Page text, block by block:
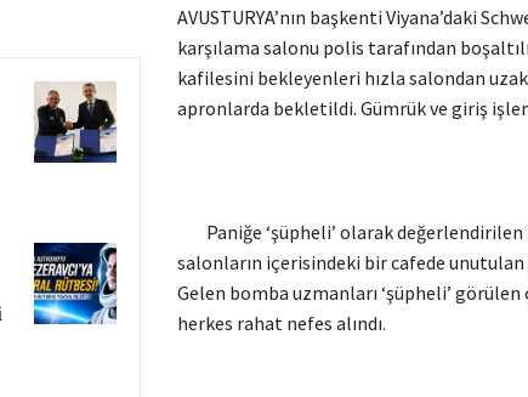
AVUSTURYA’nın başkenti Viyana’daki
karşılama salonu polis tarafından
kafilesini bekleyenleri hızla salondan
apronlarda bekletildi. Gümrük ve giriş
Paniğe ‘şüpheli’ olarak değerlendirilen
salonların içerisindeki bir cafede
Gelen bomba uzmanları ‘şüpheli’
herkes rahat nefes alındı.